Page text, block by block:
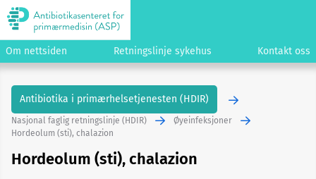
Om nettsiden Retningslinje sykehus Kontakt oss
Antibiotika i primærhelsetjenesten (HDIR)
Nasjonal faglig retningslinje (HDIR)
Øyeinfeksjoner
Hordeolum (sti), chalazion
Hordeolum (sti), chalazion